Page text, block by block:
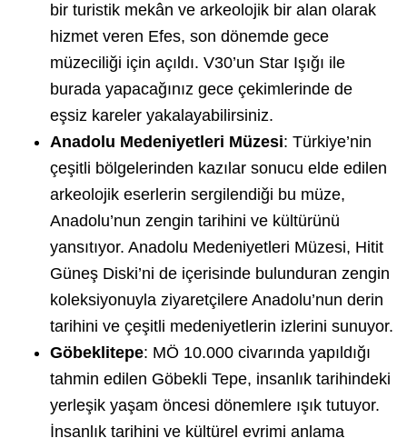
bir turistik mekân ve arkeolojik bir alan olarak
hizmet veren Efes, son dönemde gece
müzeciliği için açıldı. V30’un Star Işığı ile
burada yapacağınız gece çekimlerinde de
eşsiz kareler yakalayabilirsiniz.
Anadolu Medeniyetleri Müzesi: Türkiye’nin
çeşitli bölgelerinden kazılar sonucu elde edilen
arkeolojik eserlerin sergilendiği bu müze,
Anadolu’nun zengin tarihini ve kültürünü
yansıtıyor. Anadolu Medeniyetleri Müzesi, Hitit
Güneş Diski’ni de içerisinde bulunduran zengin
koleksiyonuyla ziyaretçilere Anadolu’nun derin
tarihini ve çeşitli medeniyetlerin izlerini sunuyor.
Göbeklitepe: MÖ 10.000 civarında yapıldığı
tahmin edilen Göbekli Tepe, insanlık tarihindeki
yerleşik yaşam öncesi dönemlere ışık tutuyor.
İnsanlık tarihini ve kültürel evrimi anlama